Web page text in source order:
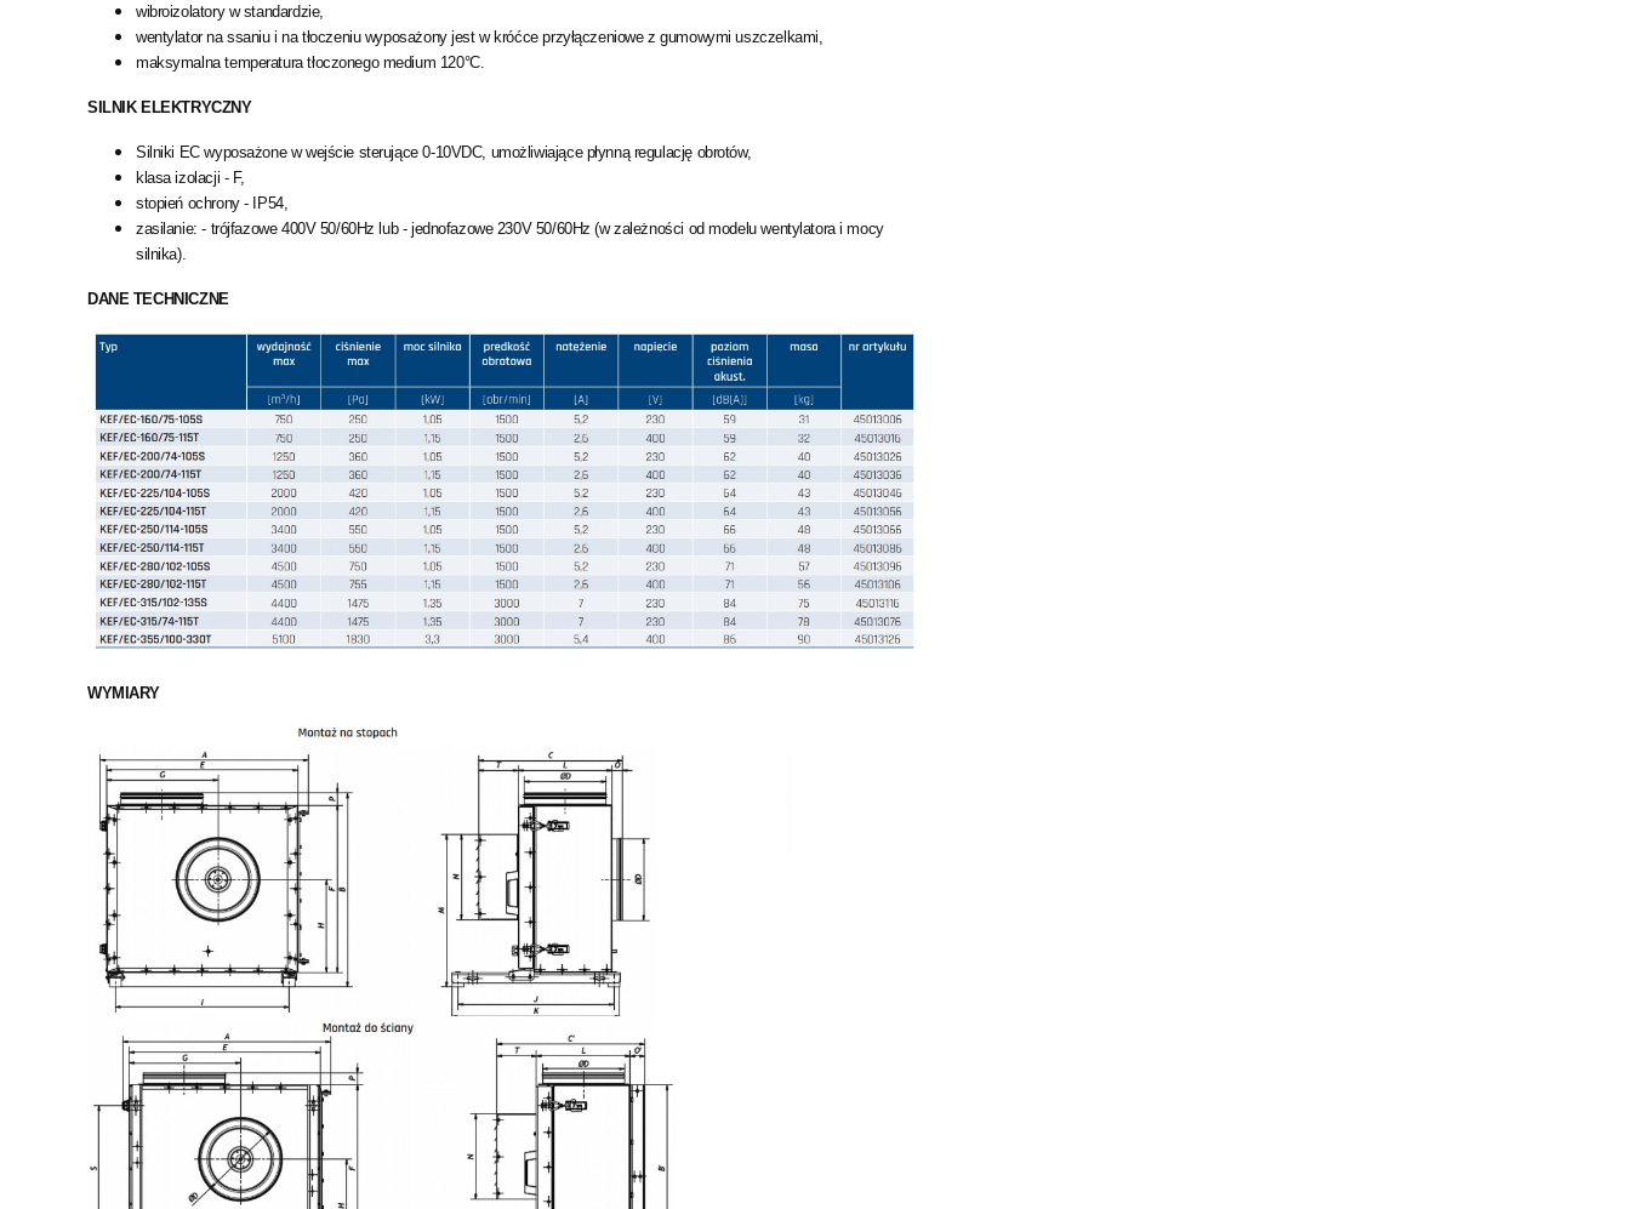
wibroizolatory w standardzie,
wentylator na ssaniu i na tłoczeniu wyposażony jest w króćce przyłączeniowe z gumowymi uszczelkami,
maksymalna temperatura tłoczonego medium 120°C.
SILNIK ELEKTRYCZNY
Silniki EC wyposażone w wejście sterujące 0-10VDC, umożliwiające płynną regulację obrotów,
klasa izolacji - F,
stopień ochrony - IP54,
zasilanie: - trójfazowe 400V 50/60Hz lub - jednofazowe 230V 50/60Hz (w zależności od modelu wentylatora i mocy
silnika).
DANE TECHNICZNE
WYMIARY